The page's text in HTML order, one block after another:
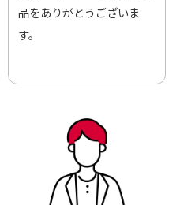
品をありがとうございま
す。